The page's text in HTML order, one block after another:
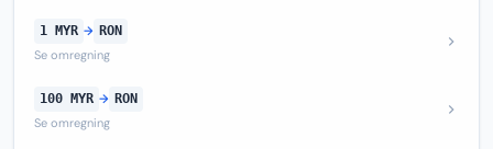
1 MYR → RON
Se omregning
100 MYR → RON
Se omregning